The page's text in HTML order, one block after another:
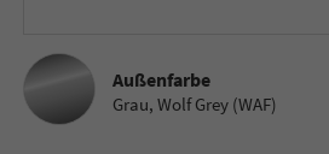
Außenfarbe
Grau, Wolf Grey (WAF)